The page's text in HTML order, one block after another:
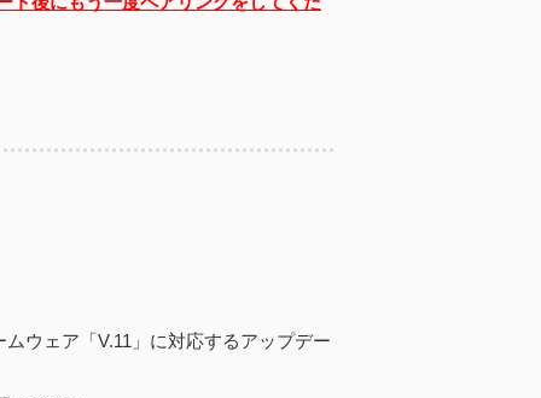
ウェア「V.11」に対応するアップデー